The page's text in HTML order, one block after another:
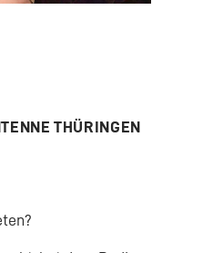
THÜRINGEN